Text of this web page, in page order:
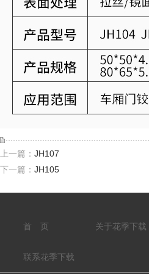
上一篇： JH107
下一篇： JH105
首 页 关于花季下载
联系花季下载